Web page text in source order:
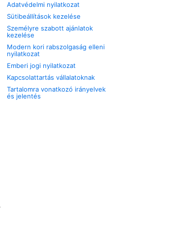
Adatvédelmi nyilatkozat
Sütibeállítások kezelése
Személyre szabott ajánlatok
kezelése
Modern kori rabszolgaság elleni
nyilatkozat
Emberi jogi nyilatkozat
Kapcsolattartás vállalatoknak
Tartalomra vonatkozó irányelvek
és jelentés